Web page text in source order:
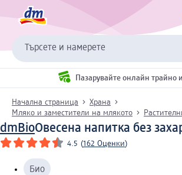
Търсете и намерете
Пазарувайте онлайн трайно
Начална страница
Храна
Мляко и заместители на млякото
dmBioOвесена напитка без
4.5 (162 Оценки)
Био